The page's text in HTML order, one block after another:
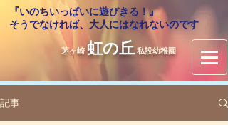
『いのちいっぱいに遊びきる！』
​そうでなければ、大人にはなれないのです
茅ヶ崎 虹の丘 私設幼稚園
記事